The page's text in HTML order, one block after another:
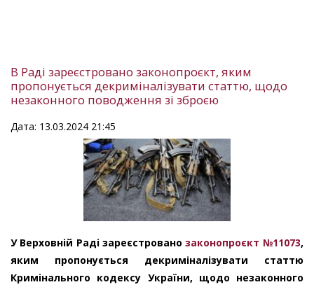
В Раді зареєстровано законопроєкт, яким
пропонується декриміналізувати статтю, щодо
незаконного поводження зі зброєю
Дата: 13.03.2024 21:45
У Верховній Раді зареєстрованозаконопроєкт №11073,
яким пропонується декриміналізувати статтю
Кримінального кодексу України, щодо незаконного